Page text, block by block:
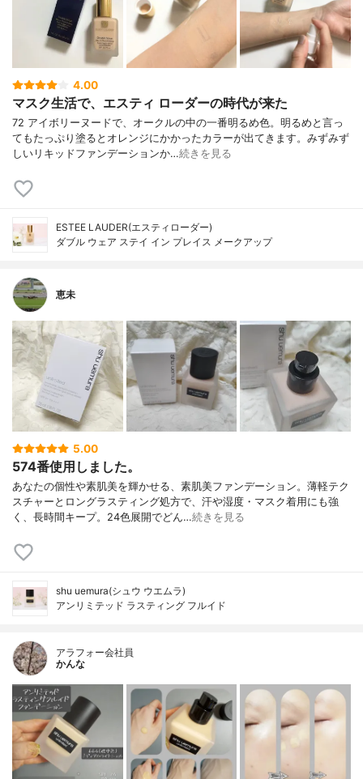
4.00
マスク生活で、エスティ ローダーの時代が来た
72 アイボリーヌードで、オークルの中の一番明るめ色。明るめと言っ
てもたっぷり塗るとオレンジにかかったカラーが出てきます。みずみず
しいリキッドファンデーションか…続きを見る
ESTEE LAUDER(エスティローダー)
ダブル ウェア ステイ イン プレイス メークアップ
恵未
5.00
574番使用しました。
あなたの個性や素肌美を輝かせる、素肌美ファンデーション。薄軽テク
スチャーとロングラスティング処方で、汗や湿度・マスク着用にも強
く、長時間キープ。24色展開でどん…続きを見る
shu uemura(シュウ ウエムラ)
アンリミテッド ラスティング フルイド
アラフォー会社員
かんな